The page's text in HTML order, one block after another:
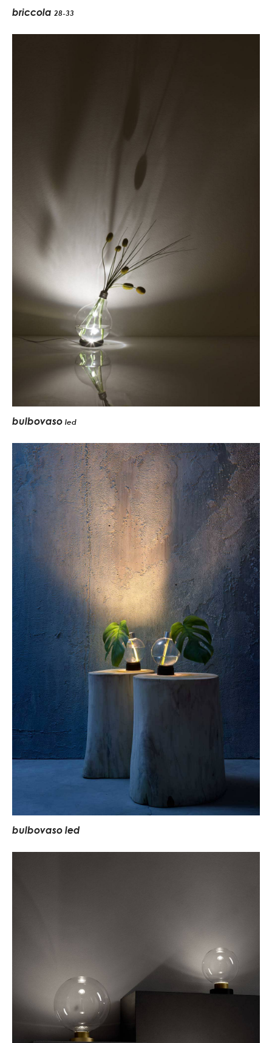
briccola 28-33
bulbovaso led
bulbovaso led